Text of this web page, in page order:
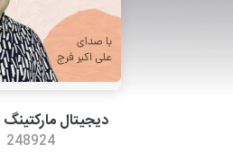
دیجیتال
248924